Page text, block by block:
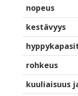
nopeus
kestävyys
rohkeus
kuuliaisuus